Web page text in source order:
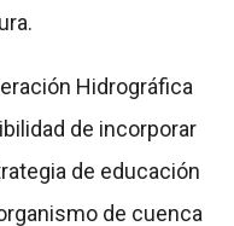
Hidrográfica
de incorporar
de educación
de cuenca